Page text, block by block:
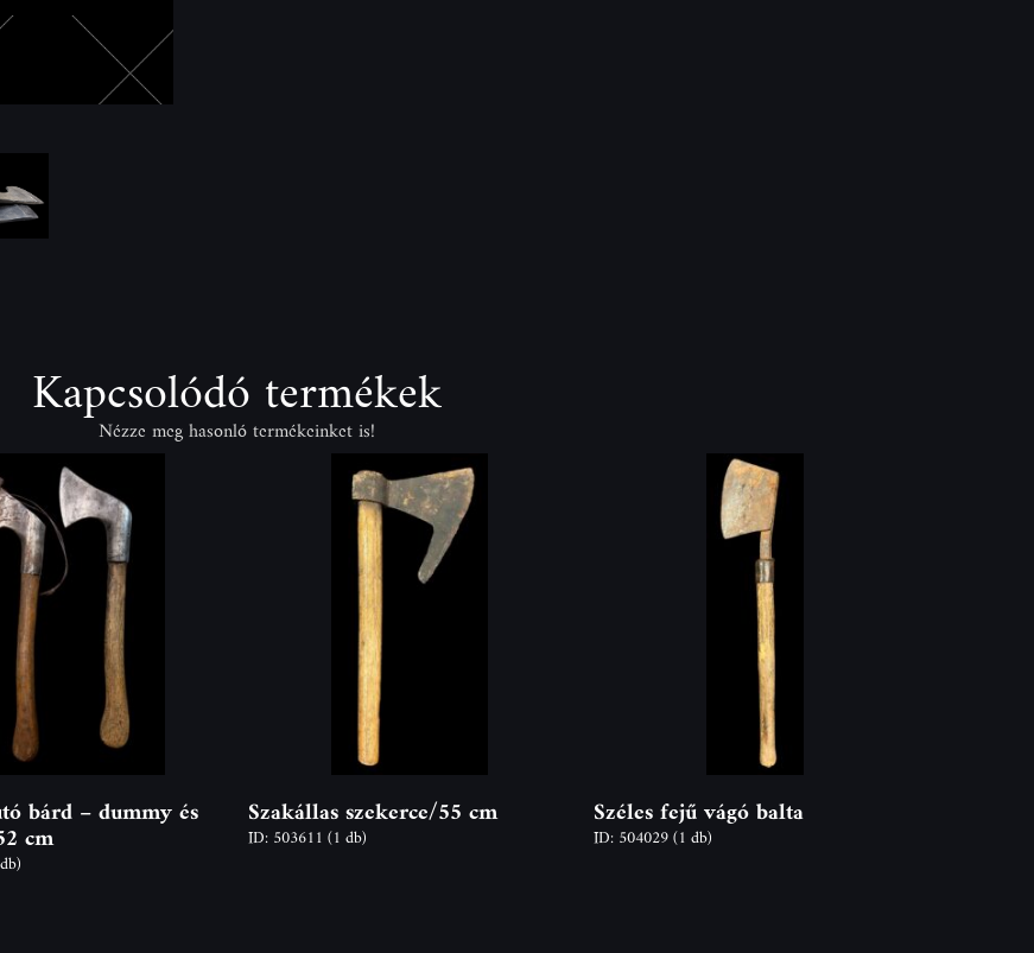
Kapcsolódó termékek
Nézze meg hasonló termékeinket is!
bárd – dummy és
cm
Szakállas szekerce/55 cm
ID: 503611 (1 db)
Széles fejű vágó balta
ID: 504029(1 db)